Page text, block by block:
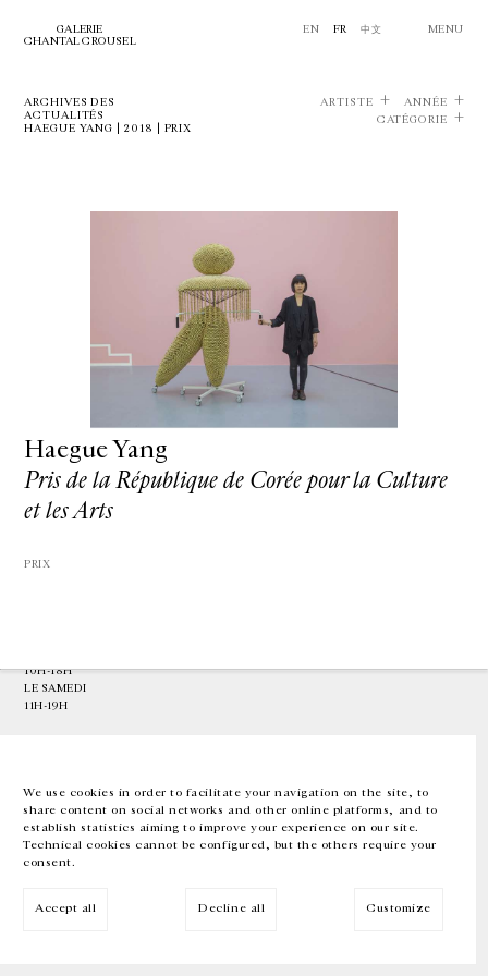
We use cookies in order to facilitate your navigation on the site, to
share content on social networks and other online platforms, and to
establish statistics aiming to improve your experience on our site.
Technical cookies cannot be configured, but the others require your
consent.
Accept all Decline all Customize
GALERIE
CHANTAL CROUSEL
EN FR 中文 MENU
ARCHIVES DES
ACTUALITÉS
HAEGUE YANG | 2018 | PRIX
ARTISTE
ANNÉE
CATÉGORIE
Haegue Yang
Pris de la République de Corée pour la Culture
et les Arts
PRIX
10 RUE CHARLOT, 75003 PARIS
10H-18H
LE SAMEDI
11H-19H
EN FR 中文 Facebook Instagram
Inscrivez-vous à notre newsletter